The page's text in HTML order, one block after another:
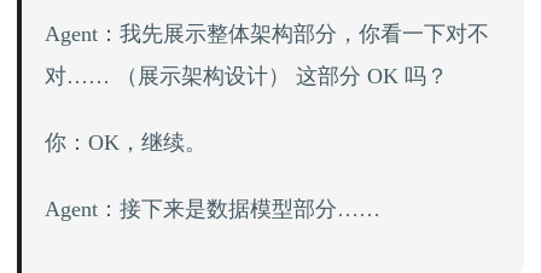
Agent：我先展示整体架构部分，你看一下对不
对…… （展示架构设计） 这部分 OK 吗？
你：OK，继续。
Agent：接下来是数据模型部分……